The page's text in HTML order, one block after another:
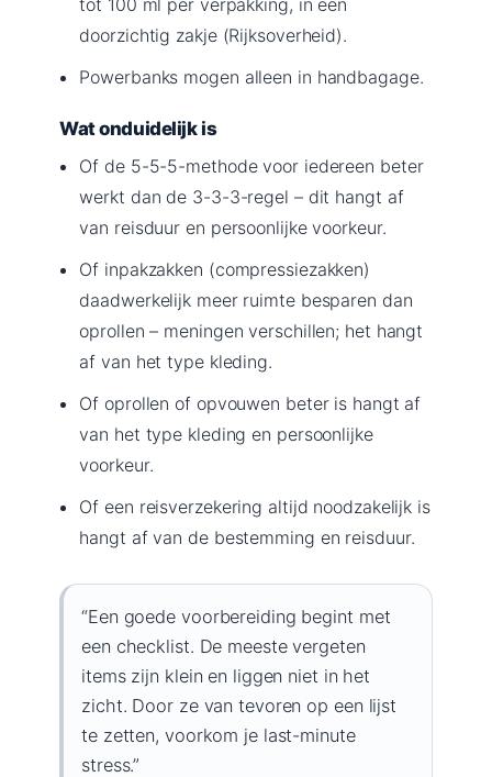
doorzichtig zakje (Rijksoverheid).
Powerbanks mogen alleen in handbagage.
Wat onduidelijk is
Of de 5-5-5-methode voor iedereen beter
werkt dan de 3-3-3-regel – dit hangt af
van reisduur en persoonlijke voorkeur.
Of inpakzakken (compressiezakken)
daadwerkelijk meer ruimte besparen dan
oprollen – meningen verschillen; het hangt
af van het type kleding.
Of oprollen of opvouwen beter is hangt af
van het type kleding en persoonlijke
voorkeur.
Of een reisverzekering altijd noodzakelijk is
hangt af van de bestemming en reisduur.
“Een goede voorbereiding begint met
een checklist. De meeste vergeten
items zijn klein en liggen niet in het
zicht. Door ze van tevoren op een lijst
te zetten, voorkom je last-minute
stress.”